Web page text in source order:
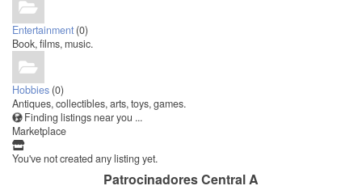
Entertainment (0)
Book, films, music.
Hobbies (0)
Antiques, collectibles, arts, toys, games.
Finding listings near you ...
Marketplace
You've not created any listing yet.
Patrocinadores Central A